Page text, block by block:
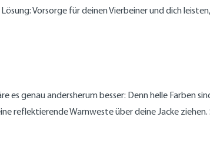
Vorsorge für deinen Vierbeiner und dich
es genau andersherum besser: Denn helle Farben
reflektierende Warnweste über deine Jacke